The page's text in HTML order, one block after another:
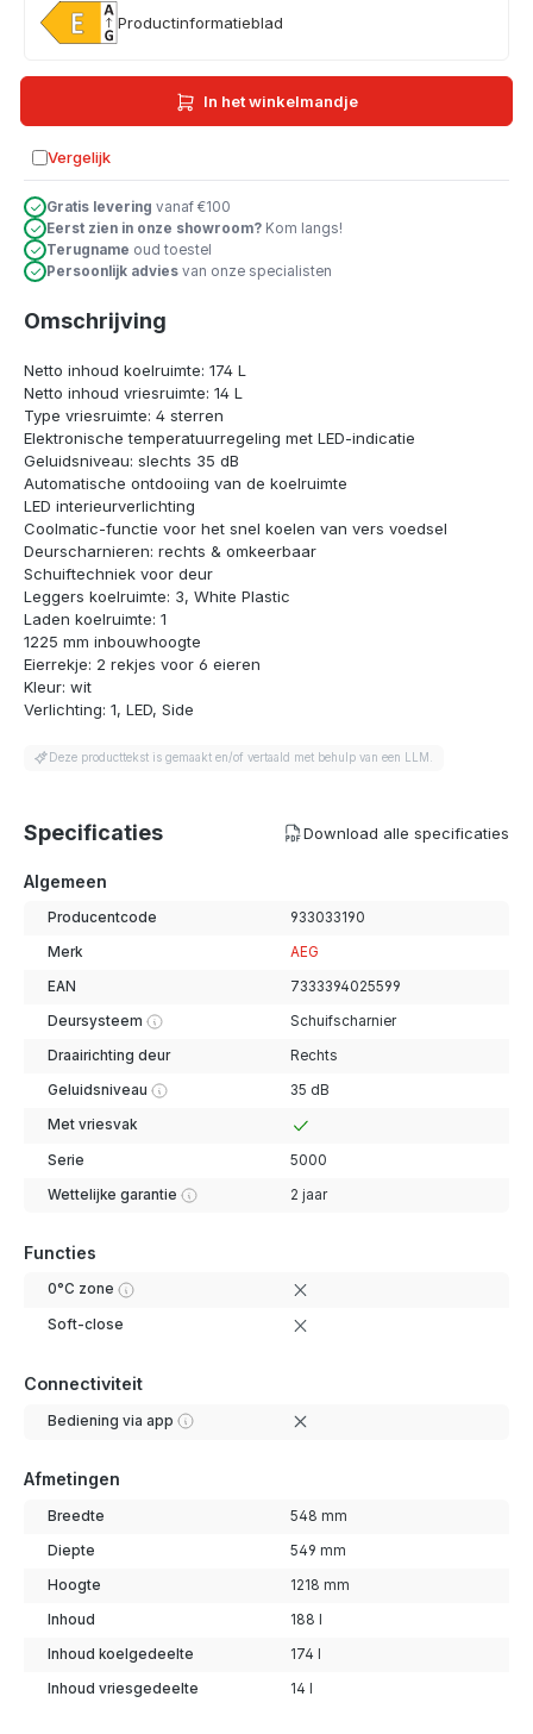
Productinformatieblad
In het winkelmandje
Vergelijk
Toevoegen aan vergelijking
Gratis levering vanaf €100
Eerst zien in onze showroom? Kom langs!
Terugname oud toestel
Persoonlijk advies van onze specialisten
Omschrijving
Netto inhoud koelruimte: 174 L
Netto inhoud vriesruimte: 14 L
Type vriesruimte: 4 sterren
Elektronische temperatuurregeling met LED-indicatie
Geluidsniveau: slechts 35 dB
Automatische ontdooiing van de koelruimte
LED interieurverlichting
Coolmatic-functie voor het snel koelen van vers voedsel
Deurscharnieren: rechts & omkeerbaar
Schuiftechniek voor deur
Leggers koelruimte: 3, White Plastic
Laden koelruimte: 1
1225 mm inbouwhoogte
Eierrekje: 2 rekjes voor 6 eieren
Kleur: wit
Verlichting: 1, LED, Side
Deze producttekst is gemaakt en/of vertaald met behulp van een LLM.
Specificaties Download alle specificaties
Algemeen
Producentcode 933033190
Merk AEG
EAN 7333394025599
Deursysteem Schuifscharnier
Draairichting deur Rechts
Geluidsniveau 35 dB
Met vriesvak
Serie 5000
Wettelijke garantie 2 jaar
Functies
0°C zone
Soft-close
Connectiviteit
Bediening via app
Afmetingen
Breedte 548 mm
Diepte 549 mm
Hoogte 1218 mm
Inhoud 188 l
Inhoud koelgedeelte 174 l
Inhoud vriesgedeelte 14 l